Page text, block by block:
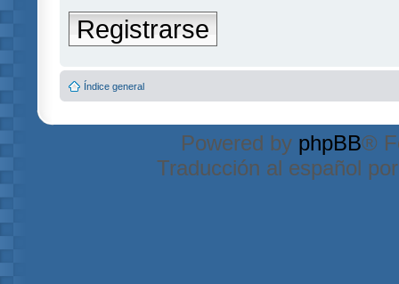
Registrarse
Índice general
Powered by phpBB®
Traducción al español